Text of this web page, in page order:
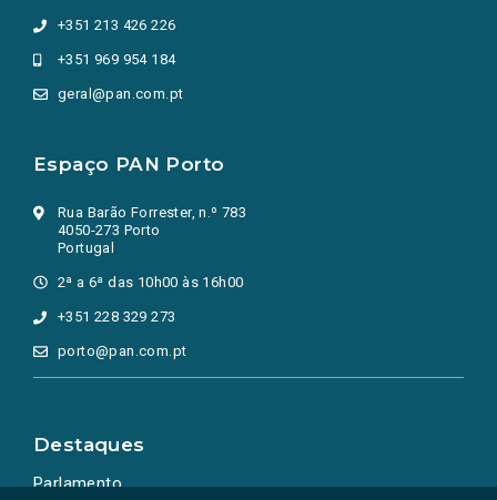
+351 213 426 226
+351 969 954 184
geral@pan.com.pt
Espaço PAN Porto
Rua Barão Forrester, n.º 783
4050-273 Porto
Portugal
2ª a 6ª das 10h00 às 16h00
+351 228 329 273
porto@pan.com.pt
Destaques
Parlamento